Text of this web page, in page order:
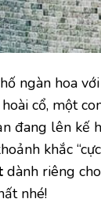
ngàn hoa
cổ, một
đang lên kế
khắc
dành riêng
nhé!